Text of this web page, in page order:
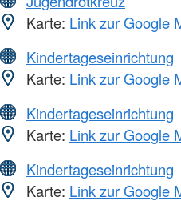
Karte: Link zur Google
Kindertageseinrichtung
Karte: Link zur Google
Kindertageseinrichtung
Karte: Link zur Google
Kindertageseinrichtung
Karte: Link zur Google